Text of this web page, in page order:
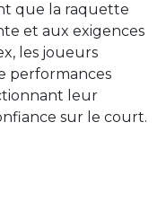
que la raquette
et aux exigences
les joueurs
performances
leur
sur le court.